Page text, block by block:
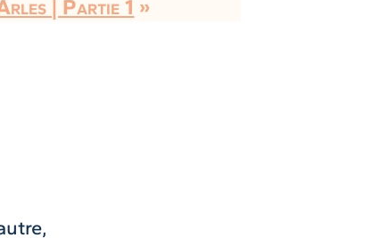
| Partie 1 »